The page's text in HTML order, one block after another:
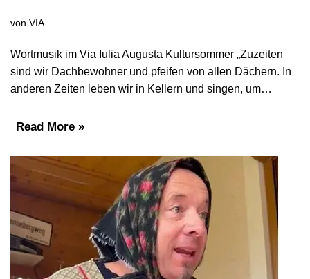
von VIA
Wortmusik im Via Iulia Augusta Kultursommer „Zuzeiten
sind wir Dachbewohner und pfeifen von allen Dächern. In
anderen Zeiten leben wir in Kellern und singen, um…
Read More »